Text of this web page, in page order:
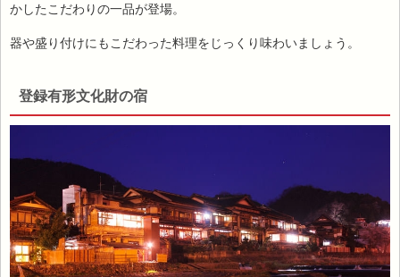
かしたこだわりの一品が登場。
器や盛り付けにもこだわった料理をじっくり味わいましょう。
登録有形文化財の宿